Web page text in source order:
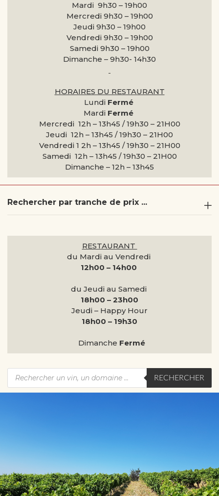
Mardi 9h30 – 19h00
Mercredi 9h30 – 19h00
Jeudi 9h30 – 19h00
Vendredi 9h30 – 19h00
Samedi 9h30 – 19h00
Dimanche – 9h30- 14h30
HORAIRES DU RESTAURANT
Lundi Fermé
Mardi Fermé
Mercredi 12h – 13h45 / 19h30 – 21H00
Jeudi 12h – 13h45 / 19h30 – 21H00
Vendredi 1 2h – 13h45 / 19h30 – 21H00
Samedi 12h – 13h45 / 19h30 – 21H00
Dimanche – 12h – 13h45
Rechercher par tranche de prix ...
RESTAURANT
du Mardi au Vendredi
12h00 – 14h00
du Jeudi au Samedi
18h00 – 23h00
Jeudi – Happy Hour
18h00 – 19h30
Dimanche Fermé
RECHERCHER